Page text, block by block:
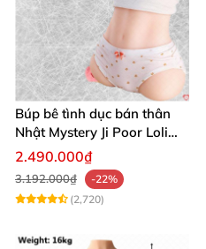
Búp bê tình dục bán thân
Nhật Mystery Ji Poor Loli
6kg chuẩn
2.490.000₫
3.192.000₫
-22%
(2,720)